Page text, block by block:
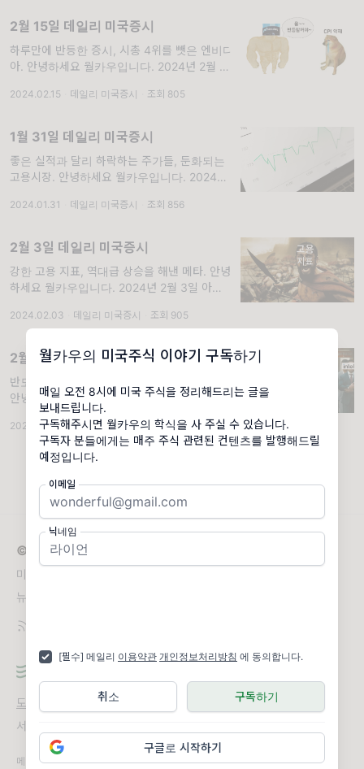
월카우의 미국주식 이야기 구독하기
매일 오전 8시에 미국 주식을 정리해드리는 글을
보내드립니다.
구독해주시면 월카우의 학식을 사 주실 수 있습니다.
구독자 분들에게는 매주 주식 관련된 컨텐츠를 발행해드릴
예정입니다.
이메일
닉네임
[필수] 메일리 이용약관 개인정보처리방침 에 동의합니다.
구독하기
취소
구글로 시작하기
2월 15일 데일리 미국증시
하루만에 반등한 증시, 시총 4위를 뺏은 엔비디
아. 안녕하세요 월카우입니다. 2024년 2월 15
인하기
2024.02.15 데일리 미국증시 조회 805
1월 31일 데일리 미국증시
좋은 실적과 달리 하락하는 주가들, 둔화되는
고용시장. 안녕하세요 월카우입니다. 2024년
지표 확인하기 S&P 500 -2.96(0.06%)
2024.01.31 데일리 미국증시 조회 856
2월 3일 데일리 미국증시
강한 고용 지표, 역대급 상승을 해낸 메타. 안녕
하세요 월카우입니다. 2024년 2월 3일 아침
S&P 500 +52.42(1.07%)
2024.02.03 데일리 미국증시 조회 905
2월 8일 데일리 미국증시
반도체의 봄이 온다, 하늘을 뚫는 S&P 500.
안녕하세요 월카우입니다. 2024년 2월 8일 아
침 미국증시 정리입니다. 1. 시장 지표 확인하
기
2024.02.08 · 데일리 미국증시 · 조회 923
© 2026 월카우의 미국주식 이야기
미국 주식이 어려운 모든 분들을 위한 데일리 뉴스레터
뉴스레터 문의
도움말
오류 및 기능 관련 제보
서비스 이용 문의
메일리 사업자 정보